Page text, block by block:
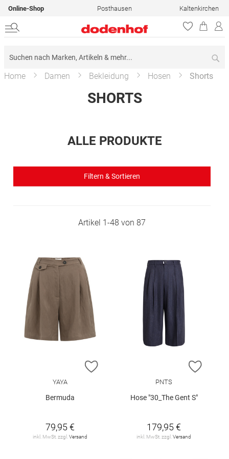
Online-Shop Posthausen Kaltenkirchen
Home Damen Bekleidung Hosen Shorts
SHORTS
ALLE PRODUKTE
Filtern & Sortieren
Artikel 1-48 von 87
ZUR WUNSCHLISTE HINZUFÜGEN
YAYA
Bermuda
79,95 €
inkl. MwSt. zzgl. Versand
ZUR
PNTS
Hose "30_The Gent S"
179,95 €
inkl. MwSt. zzgl. Versand